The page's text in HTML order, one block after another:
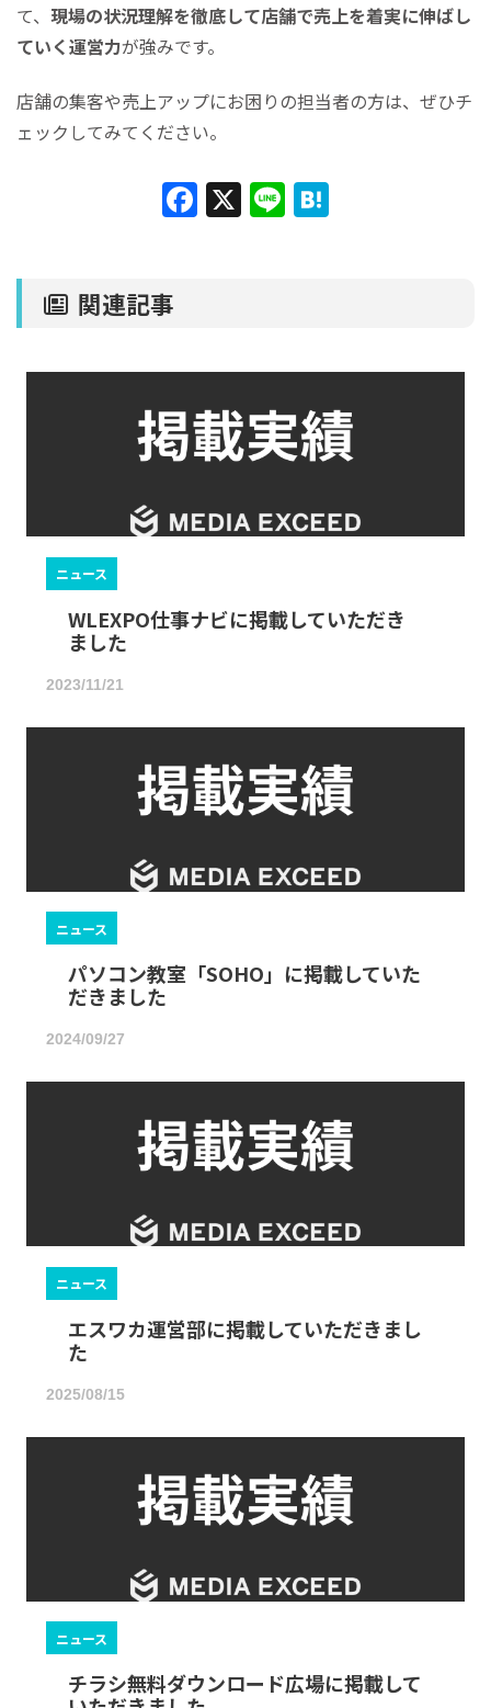
て、 現場の状況理解を徹底して店舗で売上を着実に伸ばし
ていく運営力が強みです。
店舗の集客や売上アップにお困りの担当者の方は、ぜひチ
ェックしてみてください。
F
o
o
k
X Li
関連記事
ニュース
WLEXPO仕事ナビに掲載していただき
ました
2023/11/21
ニュース
パソコン教室「SOHO」に掲載していた
だきました
2024/09/27
ニュース
エスワカ運営部に掲載していただきまし
た
2025/08/15
ニュース
チラシ無料ダウンロード広場に掲載して